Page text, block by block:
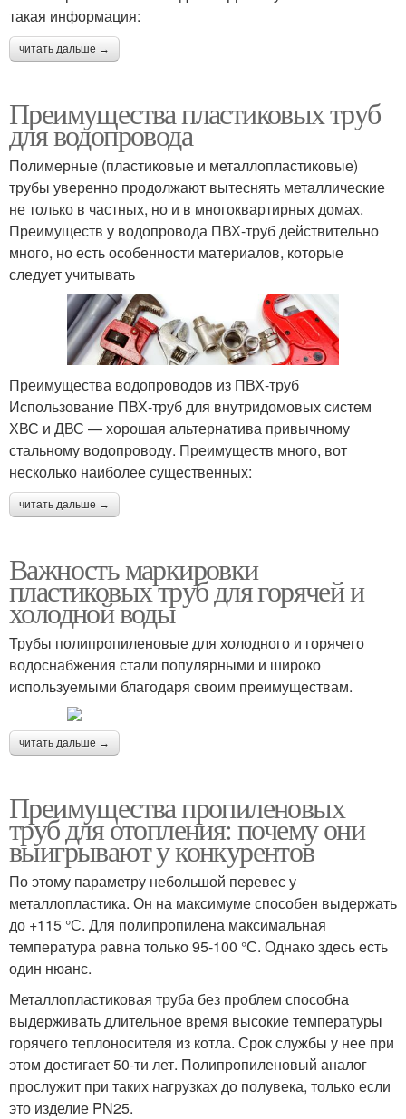
такая информация:
читать дальше →
Преимущества пластиковых труб
для водопровода
Полимерные (пластиковые и металлопластиковые)
трубы уверенно продолжают вытеснять металлические
не только в частных, но и в многоквартирных домах.
Преимуществ у водопровода ПВХ-труб действительно
много, но есть особенности материалов, которые
следует учитывать
Преимущества водопроводов из ПВХ-труб
Использование ПВХ-труб для внутридомовых систем
ХВС и ДВС — хорошая альтернатива привычному
стальному водопроводу. Преимуществ много, вот
несколько наиболее существенных:
читать дальше →
Важность маркировки
пластиковых труб для горячей и
холодной воды
Трубы полипропиленовые для холодного и горячего
водоснабжения стали популярными и широко
используемыми благодаря своим преимуществам.
читать дальше →
Преимущества пропиленовых
труб для отопления: почему они
выигрывают у конкурентов
По этому параметру небольшой перевес у
металлопластика. Он на максимуме способен выдержать
до +115 °С. Для полипропилена максимальная
температура равна только 95-100 °С. Однако здесь есть
один нюанс.
Металлопластиковая труба без проблем способна
выдерживать длительное время высокие температуры
горячего теплоносителя из котла. Срок службы у нее при
этом достигает 50-ти лет. Полипропиленовый аналог
прослужит при таких нагрузках до полувека, только если
это изделие PN25.